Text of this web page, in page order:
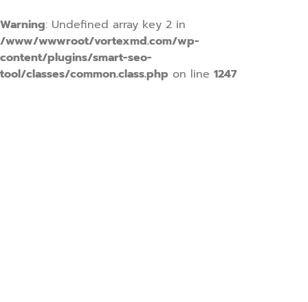
Warning: Undefined array key 2 in
/www/wwwroot/vortexmd.com/wp-
content/plugins/smart-seo-
tool/classes/common.class.php on line 1247